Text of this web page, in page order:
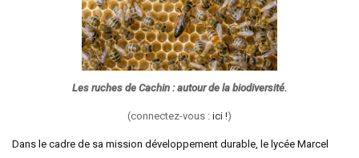
Les ruches de Cachin : autour de la biodiversité.
(connectez-vous : ici !)
Dans le cadre de sa mission développement durable, le lycée Marcel